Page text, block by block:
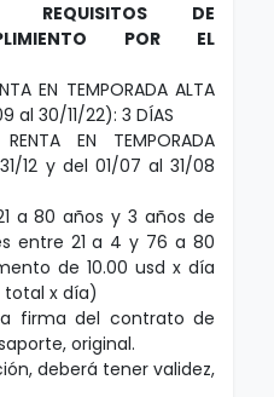
REQUISITOS DE
POR EL
EN TEMPORADA ALTA
al 30/11/22): 3 DÍAS
EN TEMPORADA
31/12 y del 01/07 al 31/08
a 80 años y 3 años de
entre 21 a 4 y 76 a 80
de 10.00 usd x día
total x día)
firma del contrato de
original.
deberá tener validez,